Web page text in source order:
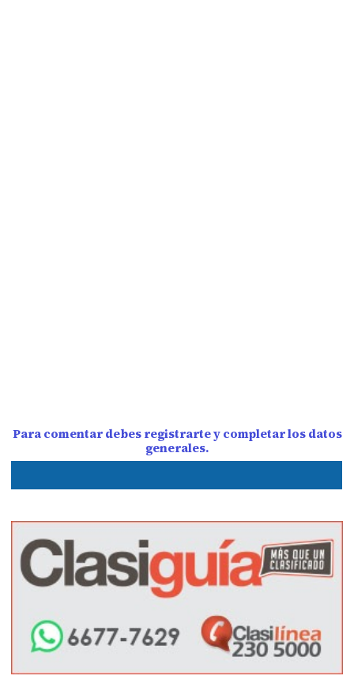
Para comentar debes registrarte y completar los datos
generales.